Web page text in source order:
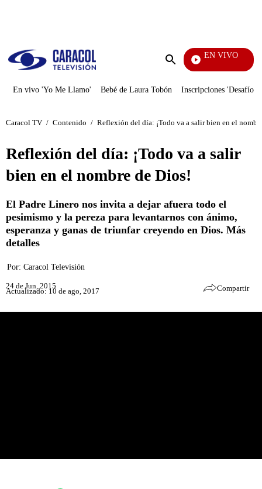
Enviar
EN VIVO
En vivo 'Yo Me Llamo' Bebé de Laura Tobón Inscripciones 'Desafío'
Caracol TV / Contenido / Reflexión del día: ¡Todo va a salir bien en el
Reflexión del día: ¡Todo va a salir
bien en el nombre de Dios!
El Padre Linero nos invita a dejar afuera todo el
pesimismo y la pereza para levantarnos con ánimo,
esperanza y ganas de triunfar creyendo en Dios. Más
detalles
Por: Caracol Televisión
24 de Jun, 2015
Actualizado: 10 de ago, 2017 Compartir